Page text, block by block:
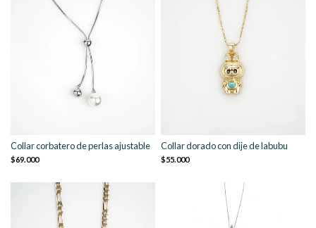
Collar corbatero de perlas ajustable
$69.000
Collar dorado con dije de labubu
$55.000